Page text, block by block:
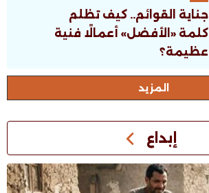
جناية القوائم.. كيف تظلم
كلمة «الأفضل» أعمالًا فنية
عظيمة؟
اﻟﻤﺰﻳﺪ
إبداع